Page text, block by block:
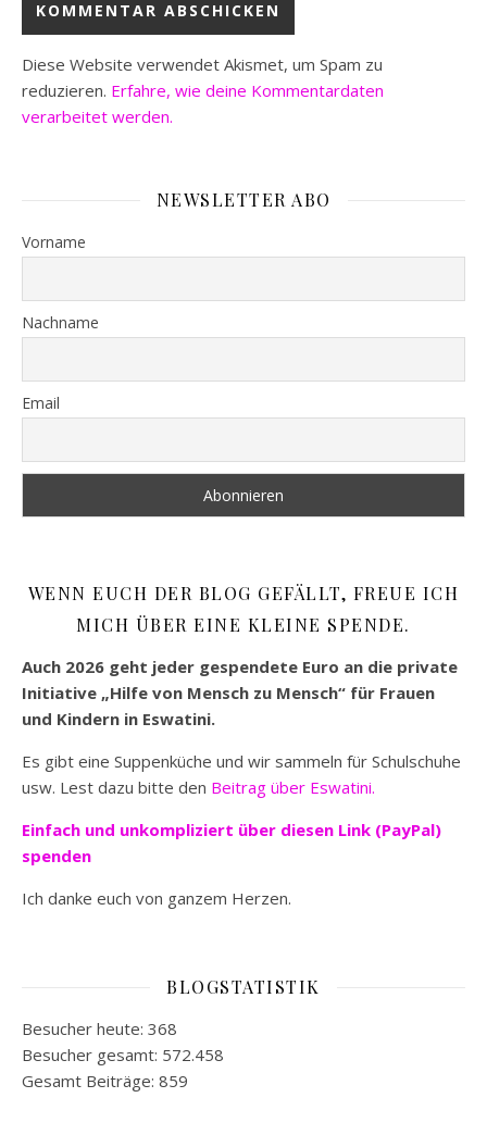
Diese Website verwendet Akismet, um Spam zu
reduzieren. Erfahre, wie deine Kommentardaten
verarbeitet werden.
NEWSLETTER ABO
Vorname
Nachname
Email
WENN EUCH DER BLOG GEFÄLLT, FREUE ICH
MICH ÜBER EINE KLEINE SPENDE.
Auch 2026 geht jeder gespendete Euro an die private
Initiative „Hilfe von Mensch zu Mensch“ für Frauen
und Kindern in Eswatini.
Es gibt eine Suppenküche und wir sammeln für Schulschuhe
usw. Lest dazu bitte den Beitrag über Eswatini.
Einfach und unkompliziert über diesen Link (PayPal)
spenden
Ich danke euch von ganzem Herzen.
BLOGSTATISTIK
Besucher heute: 368
Besucher gesamt: 572.458
Gesamt Beiträge: 859